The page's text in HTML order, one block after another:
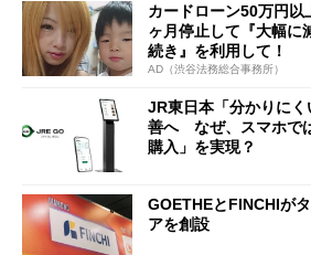
カードローン50万円
ヶ月停止して『大幅に
続き』を利用して！
AD（渋谷法務総合事務所）
JR東日本「分かりに
善へ なぜ、スマホで
購入」を実現？
GOETHEとFINCHIが
アを創設